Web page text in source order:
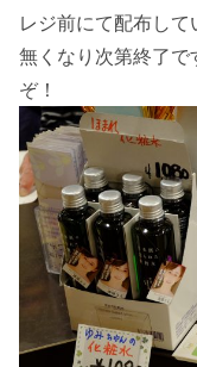
レジ前にて配布して
無くなり次第終了で
ぞ！